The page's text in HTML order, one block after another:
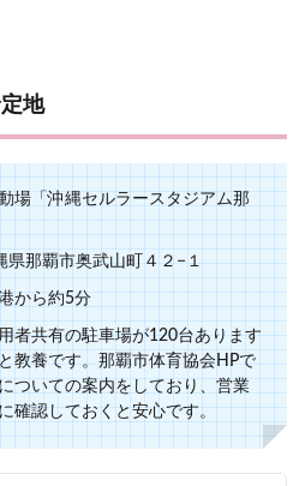
地
場「沖縄セルラースタジアム那
県那覇市奥武山町４２−１
から約5分
者共有の駐車場が120台あります
教養です。那覇市体育協会HPで
ついての案内をしており、営業
確認しておくと安心です。